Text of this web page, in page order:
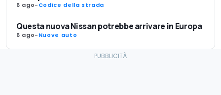
6 ago-Codice della strada
Questa nuova Nissan potrebbe arrivare in Europa
6 ago-Nuove auto